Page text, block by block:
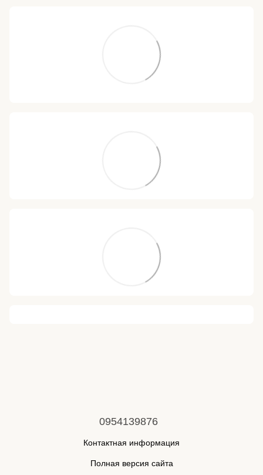
0954139876
Контактная информация
Полная версия сайта